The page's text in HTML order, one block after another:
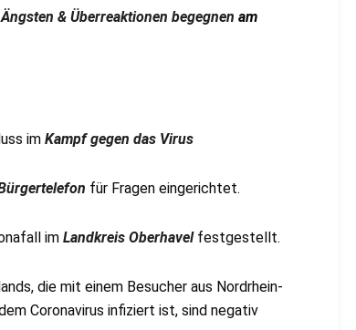
& Überreaktionen begegnen am
im Kampf gegen das Virus
für Fragen eingerichtet.
im Landkreis Oberhavelfestgestellt.
die mit einem Besucher aus Nordrhein-
Coronavirus infiziert ist, sind negativ